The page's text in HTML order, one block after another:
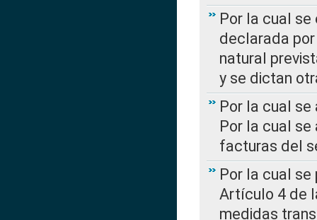
Por la cual
declarada
natural
y se dictan
Por la cual se
Por la cual
facturas del
Por la cual
Artículo 4 de
medidas